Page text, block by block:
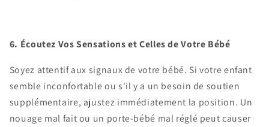
6. Écoutez Vos Sensations et Celles de Votre Bébé
Soyez attentif aux signaux de votre bébé. Si votre enfant
semble inconfortable ou s'il y a un besoin de soutien
supplémentaire, ajustez immédiatement la position. Un
nouage mal fait ou un porte-bébé mal réglé peut causer